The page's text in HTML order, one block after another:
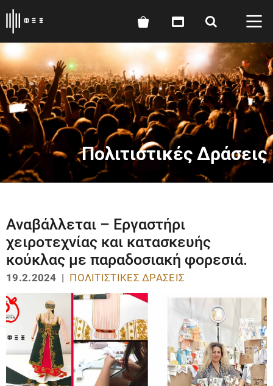
Πολιτιστικές Δράσεις
Αναβάλλεται – Εργαστήρι
χειροτεχνίας και κατασκευής
κούκλας με παραδοσιακή φορεσιά.
19.2.2024 | ΠΟΛΙΤΙΣΤΙΚΈΣ ΔΡΆΣΕΙΣ